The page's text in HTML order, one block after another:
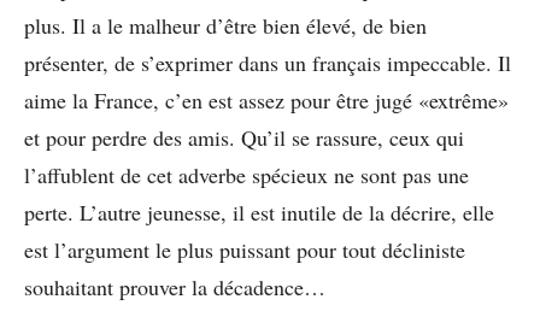
plus. Il a le malheur d’être bien élevé, de bien
présenter, de s’exprimer dans un français impeccable. Il
aime la France, c’en est assez pour être jugé «extrême»
et pour perdre des amis. Qu’il se rassure, ceux qui
l’affublent de cet adverbe spécieux ne sont pas une
perte. L’autre jeunesse, il est inutile de la décrire, elle
est l’argument le plus puissant pour tout décliniste
souhaitant prouver la décadence…